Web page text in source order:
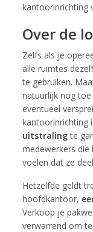
kantoorinrichting
Over de
Zelfs als je
alle ruimtes
te gebruiken.
natuurlijk nog
eventueel
kantoorinrichting
uitstralingte
medewerkers
voelen dat ze
Hetzelfde geldt
hoofdkantoor,
Verkoop je
verwarrend om